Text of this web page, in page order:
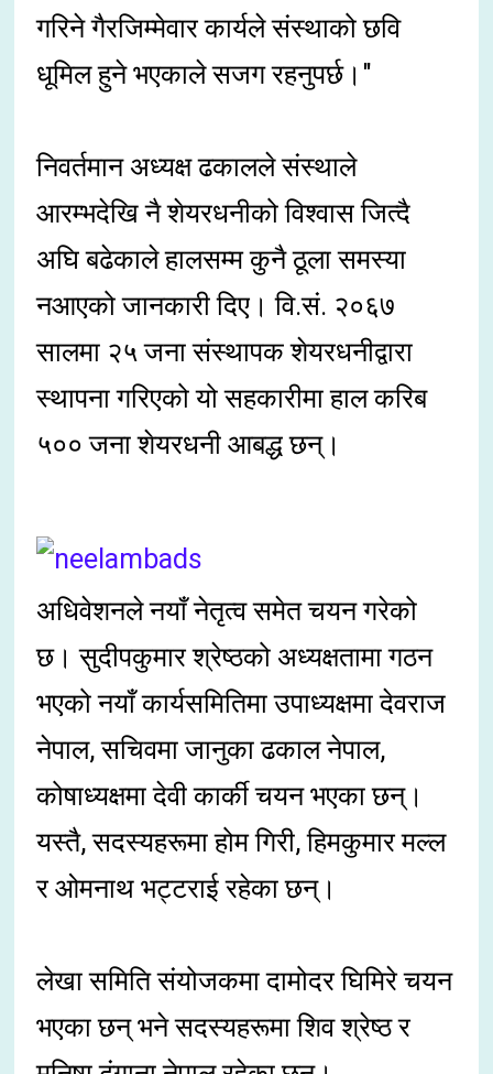
गरिने गैरजिम्मेवार कार्यले संस्थाको छवि
धूमिल हुने भएकाले सजग रहनुपर्छ।"
निवर्तमान अध्यक्ष ढकालले संस्थाले
आरम्भदेखि नै शेयरधनीको विश्वास जित्दै
अघि बढेकाले हालसम्म कुनै ठूला समस्या
नआएको जानकारी दिए। वि.सं. २०६७
सालमा २५ जना संस्थापक शेयरधनीद्वारा
स्थापना गरिएको यो सहकारीमा हाल करिब
५०० जना शेयरधनी आबद्ध छन्।
अधिवेशनले नयाँ नेतृत्व समेत चयन गरेको
छ। सुदीपकुमार श्रेष्ठको अध्यक्षतामा गठन
भएको नयाँ कार्यसमितिमा उपाध्यक्षमा देवराज
नेपाल, सचिवमा जानुका ढकाल नेपाल,
कोषाध्यक्षमा देवी कार्की चयन भएका छन्।
यस्तै, सदस्यहरूमा होम गिरी, हिमकुमार मल्ल
र ओमनाथ भट्टराई रहेका छन्।
लेखा समिति संयोजकमा दामोदर घिमिरे चयन
भएका छन् भने सदस्यहरूमा शिव श्रेष्ठ र